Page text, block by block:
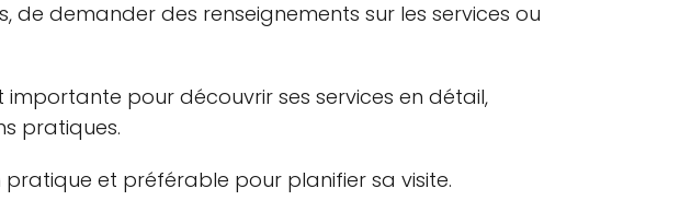
demander des renseignements sur les services ou
pour découvrir ses services en détail,
pratiques.
et préférable pour planifier sa visite.